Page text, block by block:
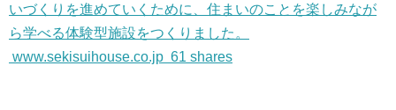
いづくりを進めていくために、住まいのことを楽しみなが
ら学べる体験型施設をつくりました。
www.sekisuihouse.co.jp 61 shares